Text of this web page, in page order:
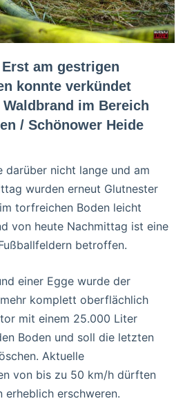
am gestrigen
konnte verkündet
im Bereich
/ Schönower Heide
darüber nicht lange und am
wurden erneut Glutnester
torfreichen Boden leicht
von heute Nachmittag ist eine
betroffen.
einer Egge wurde der
komplett oberflächlich
mit einem 25.000 Liter
Boden und soll die letzten
Aktuelle
von bis zu 50 km/h dürften
erheblich erschweren.